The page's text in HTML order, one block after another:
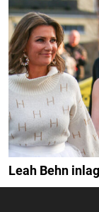
Leah Behn